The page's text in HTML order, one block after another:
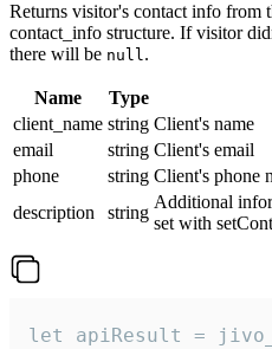
Returns visitor's contact info from
contact_info structure. If visitor
there will be null.
Name Type
client_name string Client's name
email
string Client's email
phone
string Client's phone
description
string
Additional
set with
let apiResult =